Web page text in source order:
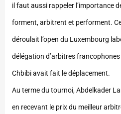
il faut aussi rappeler l’importance
forment, arbitrent et performent.
déroulait l’open du Luxembourg
délégation d’arbitres
Chbibi avait fait le déplacement.
Au terme du tournoi, Abdelkader
en recevant le prix du meilleur